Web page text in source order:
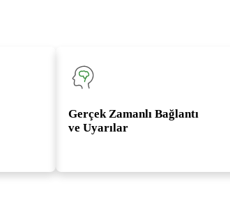
Gerçek Zamanlı Bağlantı
ve Uyarılar